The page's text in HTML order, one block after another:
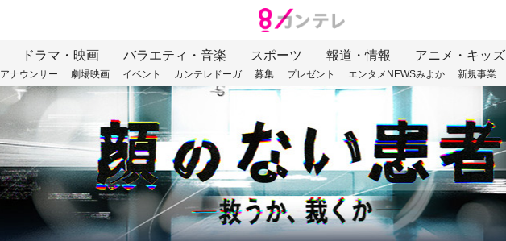
ドラマ・映画 バラエティ・音楽 スポーツ 報道・情報 アニメ・キッズ
アナウンサー 劇場映画 イベント カンテレドーガ 募集 プレゼント エンタメNEWSみよか 新規事業